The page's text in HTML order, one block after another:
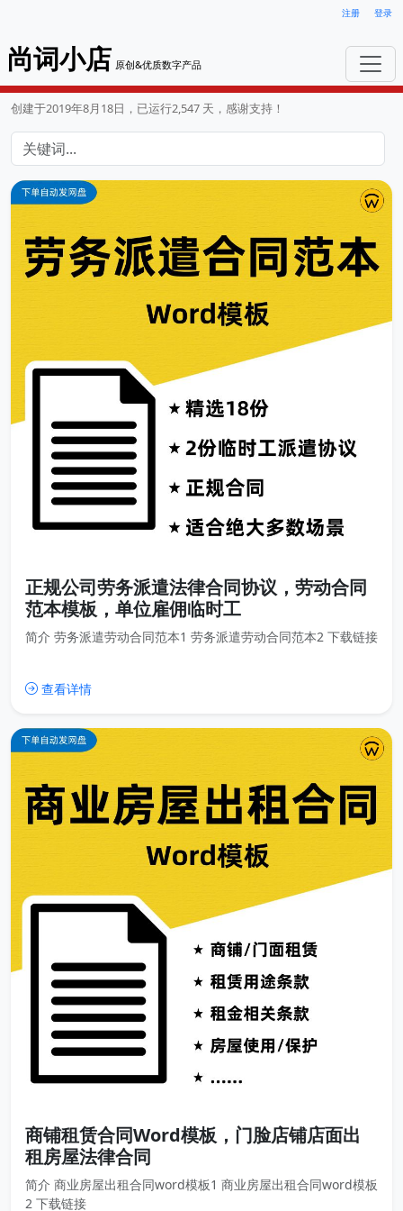
注册 登录
尚词小店 原创&优质数字产品
创建于2019年8月18日，已运行2,547 天，感谢支持！
正规公司劳务派遣法律合同协议，劳动合同
范本模板，单位雇佣临时工
简介 劳务派遣劳动合同范本1 劳务派遣劳动合同范本2 下载链接
查看详情
商铺租赁合同Word模板，门脸店铺店面出
租房屋法律合同
简介 商业房屋出租合同word模板1 商业房屋出租合同word模板
2 下载链接